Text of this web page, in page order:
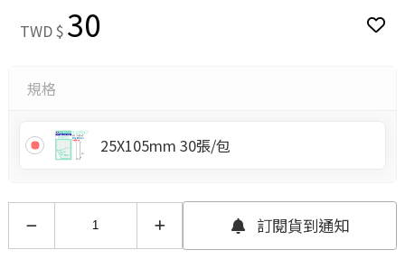
TWD $ 30
規格
25X105mm 30張/包
訂閱貨到通知